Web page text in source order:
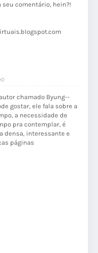
seu comentário, hein?!
chamado Byung--
gostar, ele fala sobre a
a necessidade de
pra contemplar, é
densa, interessante e
páginas